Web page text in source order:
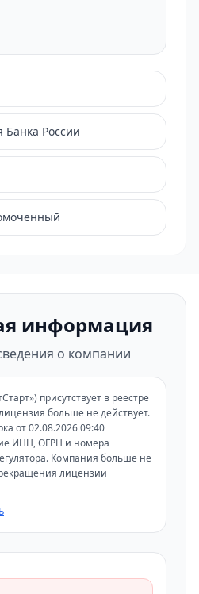
России
информация
о компании
присутствует в реестре
больше не действует.
от 02.08.2026 09:40
ИНН, ОГРН и номера
Компания больше не
лицензии